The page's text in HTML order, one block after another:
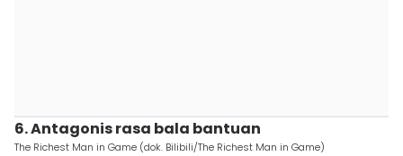
6. Antagonis rasa bala bantuan
The Richest Man in Game (dok. Bilibili/The Richest Man in Game)